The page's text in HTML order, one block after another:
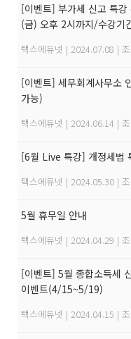
[이벤트] 부가세 신고 특
(금) 오후 2시까지/수강기
택스에듀넷 | 2024.07.08 |
[이벤트] 세무회계사무소
가능)
택스에듀넷 | 2024.06.14 |
[6월 Live 특강] 개정세법
택스에듀넷 | 2024.05.30 |
5월 휴무일 안내
택스에듀넷 | 2024.04.29 |
[이벤트] 5월 종합소득세
이벤트(4/15~5/19)
택스에듀넷 | 2024.04.15 |